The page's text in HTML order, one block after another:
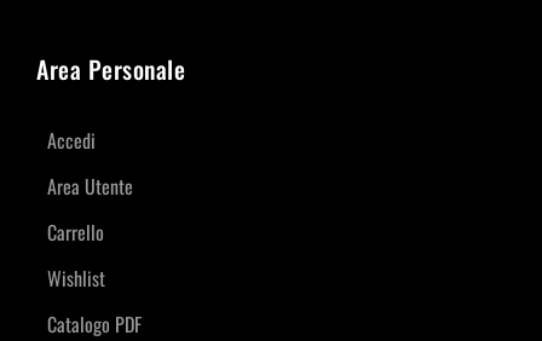
Area Personale
Accedi
Area Utente
Carrello
Wishlist
Catalogo PDF